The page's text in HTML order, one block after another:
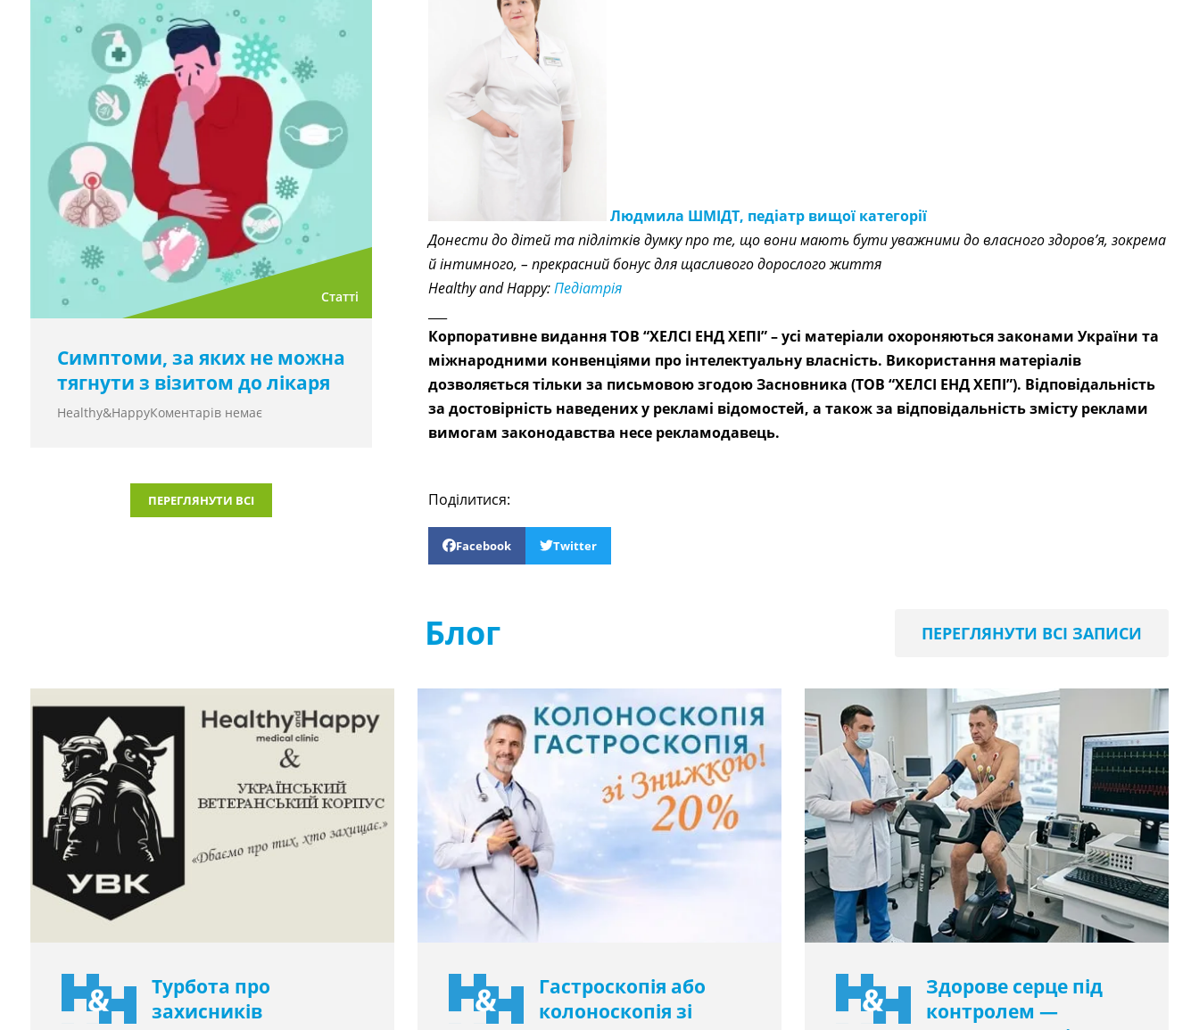
Статті
Симптоми, за яких не можна
тягнути з візитом до лікаря
Healthy&HappyКоментарів немає
ПЕРЕГЛЯНУТИ ВСІ
Людмила ШМІДТ, педіатр вищої категорії
Донести до дітей та підлітків думку про те, що вони мають бути уважними до власного здоров’я, зокрема
й інтимного, – прекрасний бонус для щасливого дорослого життя
Healthy and Happy:Педіатрія
Корпоративне видання ТОВ “ХЕЛСІ ЕНД ХЕПІ” – усі матеріали охороняються законами України та
міжнародними конвенціями про інтелектуальну власність. Використання матеріалів
дозволяється тільки за письмовою згодою Засновника (ТОВ “ХЕЛСІ ЕНД ХЕПІ”). Відповідальність
за достовірність наведених у рекламі відомостей, а також за відповідальність змісту реклами
вимогам законодавства несе рекламодавець.
Поділитися:
Facebook Twitter
Блог ПЕРЕГЛЯНУТИ ВСІ ЗАПИСИ
Турбота про
захисників
Гастроскопія або
колоноскопія зі
Здорове серце під
контролем —